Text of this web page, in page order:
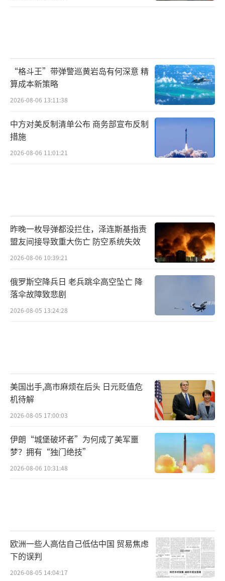
据路透社报道，自本周一（6日）以来，因
空中交通管制员缺勤，全美已发生超过2万次航
班延误，其中9日单日就高达4600次。此外，由
加。美国总统特朗普在白宫回答记者提问时，
将机场延误称作“民主党延误”。
责。达菲在接受福克斯新闻节目采访时表示，
他赞扬那些未领到薪水却仍每天上班的航空交
通管制员，称这些人占比90%至95%。他同时
警告说，如果员工没有达到要求、不敬业，将
会被解雇。美民主党人：不会向特朗普让步，
坚持到底！（责任编辑：卢其龙 CM0882）
“格斗王”带弹警巡黄岩岛有何深意 精
算成本新策略
2026-08-06 13:11:38
中方对美反制清单公布 商务部宣布反制
措施
2026-08-06 11:01:21
昨晚一枚导弹都没拦住，泽连斯基指责
盟友间接导致重大伤亡 防空系统失效
2026-08-06 10:39:21
俄罗斯空降兵日 老兵跳伞高空坠亡 降
落伞故障致悲剧
2026-08-05 13:24:28
美国出手,高市麻烦在后头 日元贬值危
机待解
2026-08-05 17:00:03
伊朗“城堡破坏者”为何成了美军噩
梦？拥有“独门绝技”
2026-08-06 10:31:48
欧洲一些人高估自己低估中国 贸易焦虑
下的误判
2026-08-05 14:04:17